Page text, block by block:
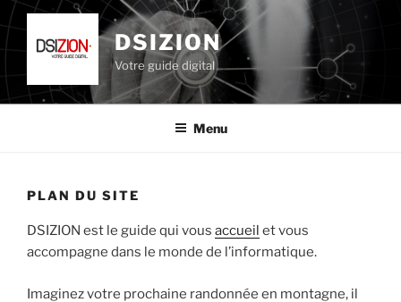
Aller
au
contenu
DSIZION
Votre guide digital
Menu
PLAN DU SITE
DSIZION est le guide qui vous accueil et vous
accompagne dans le monde de l’informatique.
Imaginez votre prochaine randonnée en montagne, il